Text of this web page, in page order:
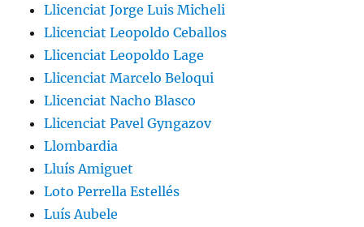
Llicenciat Jorge Luis Micheli
Llicenciat Leopoldo Ceballos
Llicenciat Leopoldo Lage
Llicenciat Marcelo Beloqui
Llicenciat Nacho Blasco
Llicenciat Pavel Gyngazov
Llombardia
Lluís Amiguet
Loto Perrella Estellés
Luís Aubele